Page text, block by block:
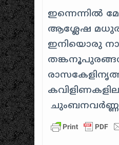
ഇന്നെന്നിൽ
ആശ്ലേഷ
ഇനിയൊരു